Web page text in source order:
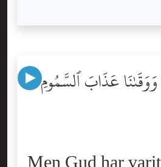
عَذَابَ ٱلسَّمُومِ